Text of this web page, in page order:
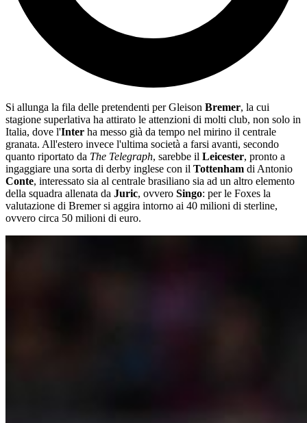
Si allunga la fila delle pretendenti per Gleison Bremer, la cui
stagione superlativa ha attirato le attenzioni di molti club, non solo in
Italia, dove l'Inter ha messo già da tempo nel mirino il centrale
granata. All'estero invece l'ultima società a farsi avanti, secondo
quanto riportato da The Telegraph, sarebbe il Leicester, pronto a
ingaggiare una sorta di derby inglese con il Tottenham di Antonio
Conte, interessato sia al centrale brasiliano sia ad un altro elemento
della squadra allenata da Juric, ovvero Singo: per le Foxes la
valutazione di Bremer si aggira intorno ai 40 milioni di sterline,
ovvero circa 50 milioni di euro.